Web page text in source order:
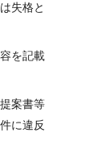
失格と
を記載
案書等
に違反